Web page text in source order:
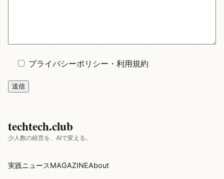
プライバシーポリシー ・ 利用規約
techtech.club
少人数の経営を、AIで変える。
実践ニュースMAGAZINEAbout